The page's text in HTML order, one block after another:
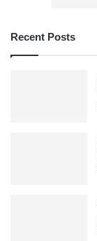
Recent Posts